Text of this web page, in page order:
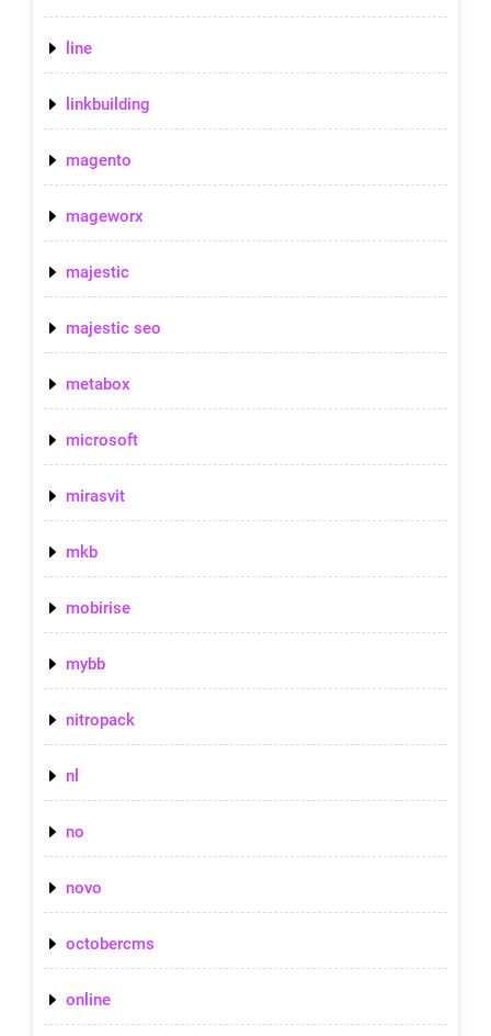
line
linkbuilding
magento
mageworx
majestic
majestic seo
metabox
microsoft
mirasvit
mkb
mobirise
mybb
nitropack
nl
no
novo
octobercms
online